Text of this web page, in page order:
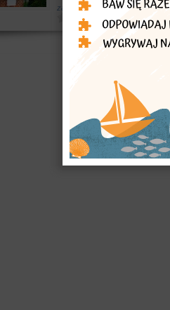
zabytki: kaplice i krzyże